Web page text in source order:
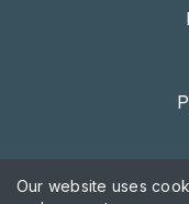
Our website uses